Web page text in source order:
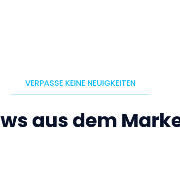
VERPASSE KEINE NEUIGKEITEN
aus dem